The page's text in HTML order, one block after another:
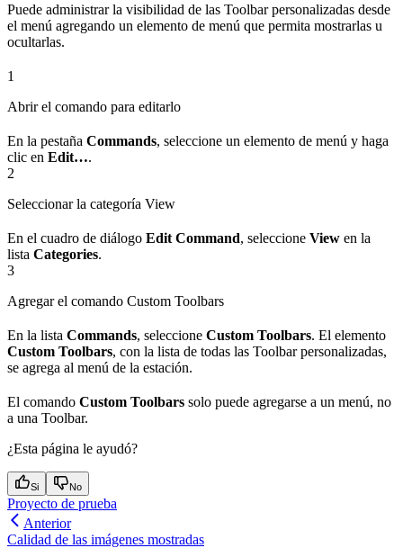
Puede administrar la visibilidad de las Toolbar personalizadas desde
el menú agregando un elemento de menú que permita mostrarlas u
ocultarlas.
1
Abrir el comando para editarlo
En la pestaña Commands, seleccione un elemento de menú y haga
clic en Edit….
2
Seleccionar la categoría View
En el cuadro de diálogo Edit Command, seleccione View en la
lista Categories.
3
Agregar el comando Custom Toolbars
En la lista Commands, seleccione Custom Toolbars. El elemento
Custom Toolbars, con la lista de todas las Toolbar personalizadas,
se agrega al menú de la estación.
El comando Custom Toolbars solo puede agregarse a un menú, no
a una Toolbar.
¿Esta página le ayudó?
Si No
Proyecto de prueba
Anterior
Calidad de las imágenes mostradas